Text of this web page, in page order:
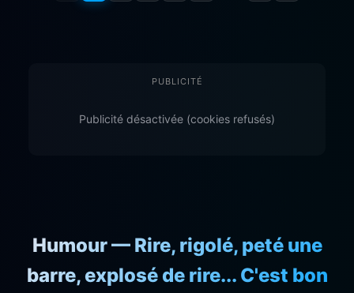
PUBLICITÉ
Publicité désactivée (cookies refusés)
Humour — Rire, rigolé, peté une
barre, explosé de rire... C'est bon